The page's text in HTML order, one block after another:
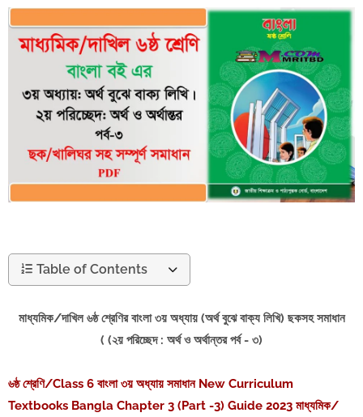
Table of Contents
মাধ্যমিক/দাখিল ৬ষ্ঠ শ্রেণির বাংলা ৩য় অধ্যায় (অর্থ বুঝে বাক্য লিখি) ছকসহ সমাধান
( (২য় পরিচ্ছেদ : অর্থ ও অর্থান্তর পর্ব - ৩)
৬ষ্ঠ শ্রেণি/Class 6 বাংলা ৩য় অধ্যায় সমাধান New Curriculum
Textbooks Bangla Chapter 3 (Part -3) Guide 2023 মাধ্যমিক/